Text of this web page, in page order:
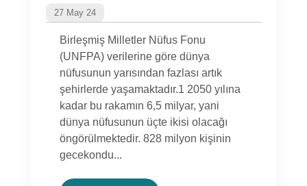
27 May 24
Birleşmiş Milletler Nüfus Fonu
(UNFPA) verilerine göre dünya
nüfusunun yarısından fazlası artık
şehirlerde yaşamaktadır.1 2050 yılına
kadar bu rakamın 6,5 milyar, yani
dünya nüfusunun üçte ikisi olacağı
öngörülmektedir. 828 milyon kişinin
gecekondu...